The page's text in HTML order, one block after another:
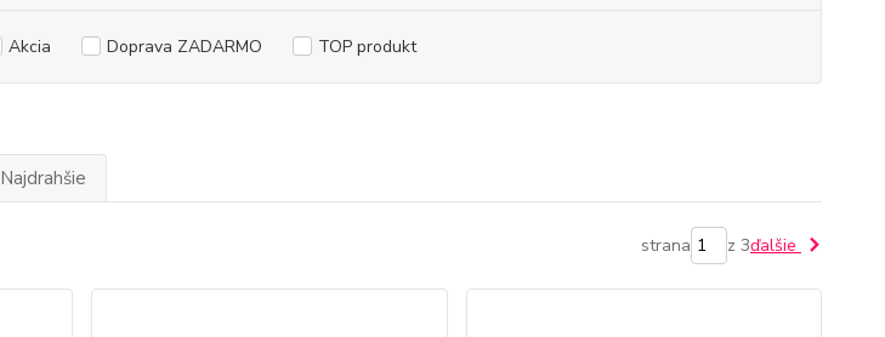
Akcia Doprava ZADARMO TOP produkt
Najdrahšie
strana z 3ďalšie